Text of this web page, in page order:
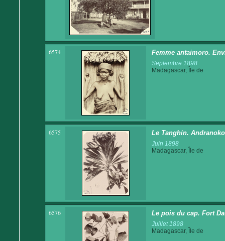
6574 Femme antaimoro.
Septembre 1898
Madagascar, Île de
6575 Le Tanghin.
Juin 1898
Madagascar, Île de
6576 Le pois du cap. Fort
Juillet 1898
Madagascar, Île de